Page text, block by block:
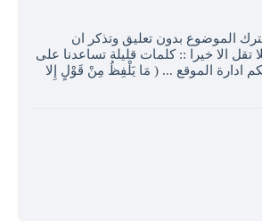
الموضوع بدون تعليق وتذكر ان
تقل الا خيرا :: كلمات قليلة تساعدنا على
ادارة الموقع ... ( مَا يَلْفِظُ مِنْ قَوْلٍ إِلا